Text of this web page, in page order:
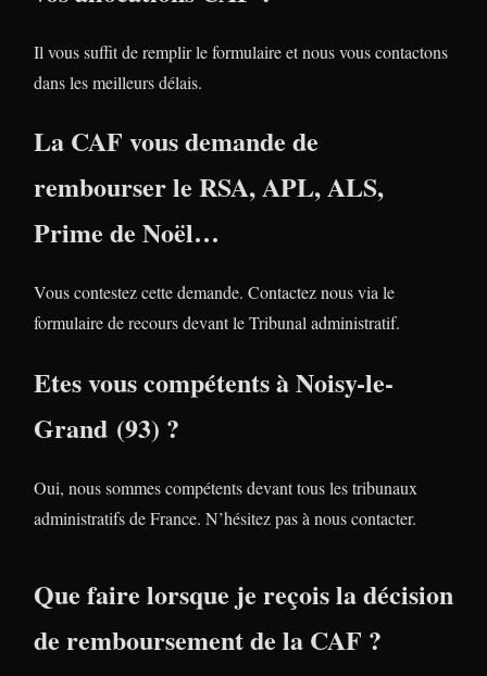
Il vous suffit de remplir le formulaire et nous vous contactons
dans les meilleurs délais.
La CAF vous demande de
rembourser le RSA, APL, ALS,
Prime de Noël…
Vous contestez cette demande. Contactez nous via le
formulaire de recours devant le Tribunal administratif.
Etes vous compétents à Noisy-le-
Grand (93) ?
Oui, nous sommes compétents devant tous les tribunaux
administratifs de France. N’hésitez pas à nous contacter.
Que faire lorsque je reçois la décision
de remboursement de la CAF ?